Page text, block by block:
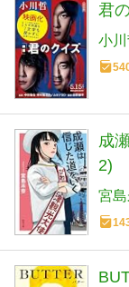
君
小
成
2)
宮